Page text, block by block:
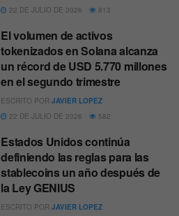
22 DE JULIO DE 2026
813
El volumen de activos
tokenizados en Solana alcanza
un récord de USD 5.770 millones
en el segundo trimestre
ESCRITO POR JAVIER LOPEZ
22 DE JULIO DE 2026
582
Estados Unidos continúa
definiendo las reglas para las
stablecoins un año después de
la Ley GENIUS
ESCRITO POR JAVIER LOPEZ